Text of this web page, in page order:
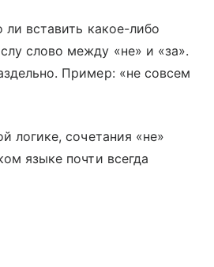
вставить какое-либо
слово между «не» и «за».
Пример: «не совсем
логике, сочетания «не»
языке почти всегда